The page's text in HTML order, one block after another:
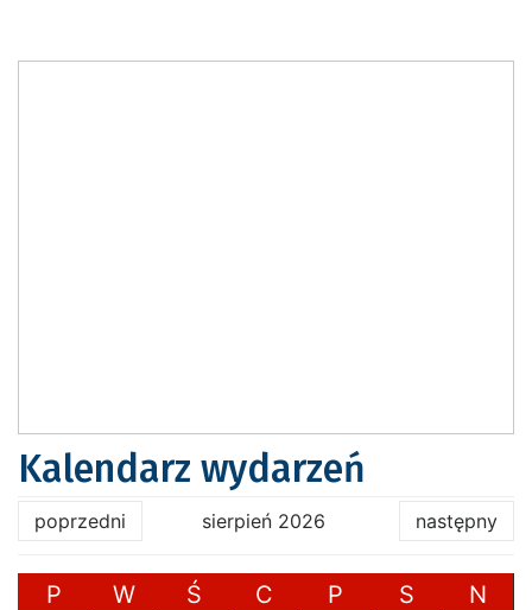
Kalendarz wydarzeń
poprzedni sierpień 2026 następny
P W Ś C P S N